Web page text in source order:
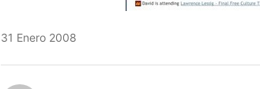
31 Enero 2008